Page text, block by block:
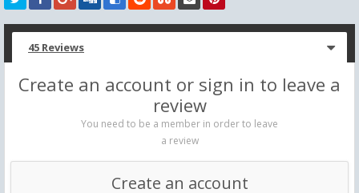
45 Reviews
Create an account or sign in to leave a
review
You need to be a member in order to leave
a review
Create an account